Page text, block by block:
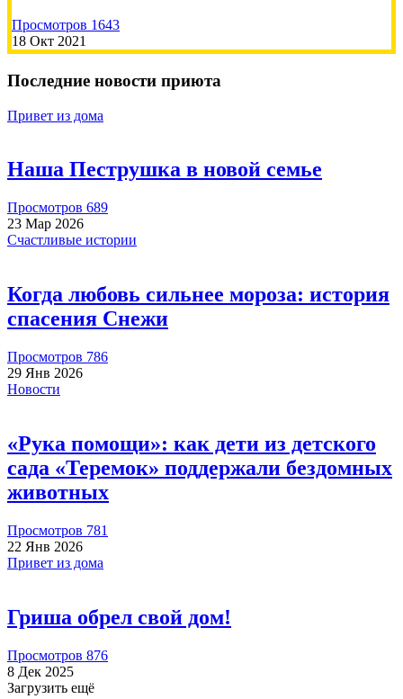
Просмотров 1643
18 Окт 2021
Последние новости приюта
Привет из дома
Наша Пеструшка в новой семье
Просмотров 689
23 Мар 2026
Счастливые истории
Когда любовь сильнее мороза: история
спасения Снежи
Просмотров 786
29 Янв 2026
Новости
«Рука помощи»: как дети из детского
сада «Теремок» поддержали бездомных
животных
Просмотров 781
22 Янв 2026
Привет из дома
Гриша обрел свой дом!
Просмотров 876
8 Дек 2025
Загрузить ещё